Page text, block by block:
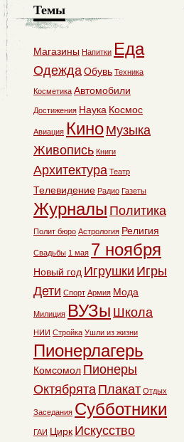
Темы
Магазины Напитки Еда
ОдеждаОбувь Техника
Косметика Автомобили
Достижения Наука Космос
Авиация Кино Музыка
Живопись Книги
Архитектура Театр
Телевидение Радио Газеты
Журналы Политика
Полит бюро Астрология Религия
Свадьбы 1 мая 7 ноября
Новый год Игрушки Игры
Дети Спорт Армия Мода
Милиция ВУЗы Школа
НИИ Стройка Ушли из жизни
Пионерлагерь
Комсомол Пионеры
Октябрята Плакат Отдых
Заседания Субботники
ГАИ Цирк Искусство